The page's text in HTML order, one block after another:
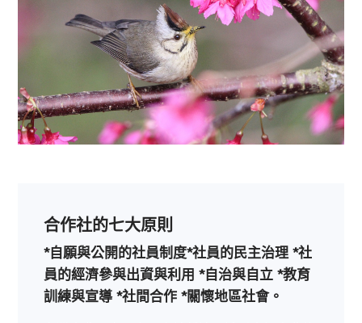
合作社的七大原則
*自願與公開的社員制度*社員的民主治理 *社
員的經濟參與出資與利用 *自治與自立 *教育
訓練與宣導*社間合作 *關懷地區社會。